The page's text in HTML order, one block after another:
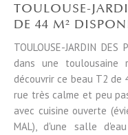
TOULOUSE-
DE 44 M²
TOULOUSE-JARDIN
dans une toulousaine
découvrir ce beau T2 de
rue très calme et peu
avec cuisine ouverte
MAL), d'une salle